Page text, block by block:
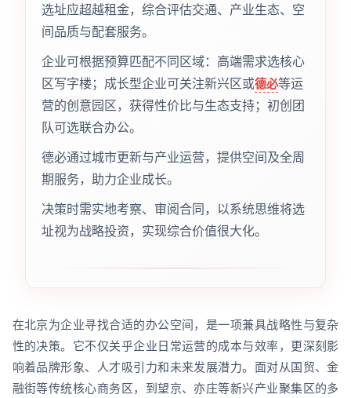
选址应超越租金，综合评估交通、产业生态、空
间品质与配套服务。
企业可根据预算匹配不同区域：高端需求选核心
区写字楼；成长型企业可关注新兴区或德必等运
营的创意园区，获得性价比与生态支持；初创团
队可选联合办公。
德必通过城市更新与产业运营，提供空间及全周
期服务，助力企业成长。
决策时需实地考察、审阅合同，以系统思维将选
址视为战略投资，实现综合价值很大化。
在北京为企业寻找合适的办公空间，是一项兼具战略性与复杂
性的决策。它不仅关乎企业日常运营的成本与效率，更深刻影
响着品牌形象、人才吸引力和未来发展潜力。面对从国贸、金
融街等传统核心商务区，到望京、亦庄等新兴产业聚集区的多